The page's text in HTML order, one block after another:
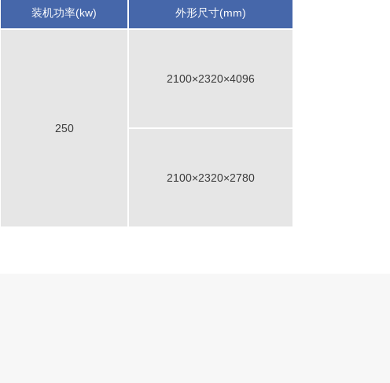
装机功率(kw) 外形尺寸(mm)
250
2100×2320×4096
2100×2320×2780